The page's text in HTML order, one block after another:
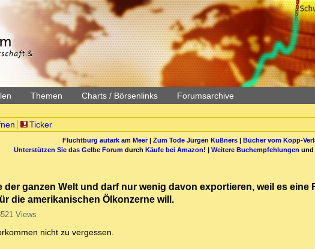
Themen Charts / Börsenlinks Forumsarchive
Ticker
Fluchtburg autark am Meer| Zum Tode Jürgen Küßners| Bücher vom Kopp-
Unterstützen Sie das Gelbe Forum durch Käufe bei Amazon! | Weitere Buchempfehlungen und
ganzen Welt und darf nur wenig davon exportieren, weil es eine
die amerikanischen Ölkonzerne will.
Views
nicht zu vergessen.